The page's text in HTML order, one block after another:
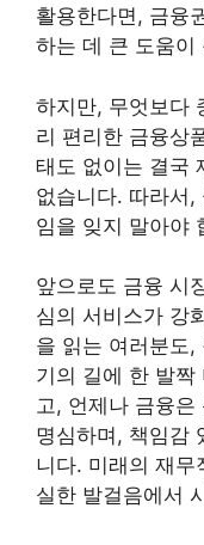
활용한다면, 금융
하는 데 큰 도움이
하지만, 무엇보다
리 편리한 금융상
태도 없이는 결국
없습니다. 따라서,
임을 잊지 말아야
앞으로도 금융 시
심의 서비스가 강
을 읽는 여러분도,
기의 길에 한 발짝
고, 언제나 금융은
명심하며, 책임감
니다. 미래의 재무
실한 발걸음에서